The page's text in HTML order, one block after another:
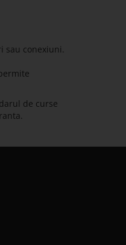
sau conexiuni.
de curse